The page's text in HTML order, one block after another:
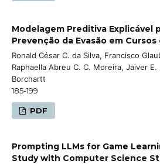
Modelagem Preditiva Explicável
Prevenção da Evasão em Cursos
Ronald César C. da Silva, Francisco
Raphaella Abreu C. C. Moreira, Jaiver
Borchartt
185-199
PDF
Prompting LLMs for Game
Study with Computer Science